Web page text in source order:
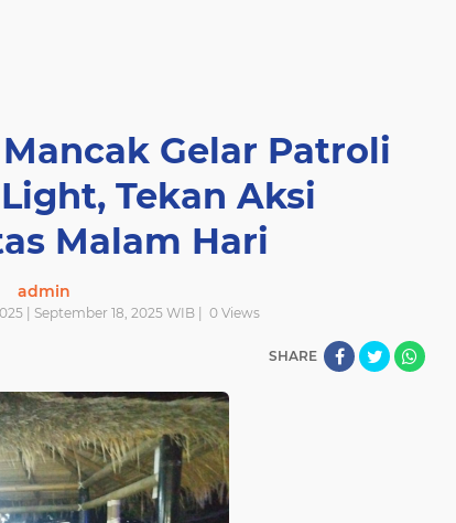
Gelar Patroli
Tekan Aksi
Malam Hari
admin
| September 18, 2025 WIB | 0Views
SHARE